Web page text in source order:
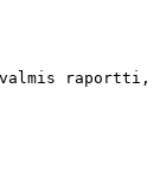
raportti,